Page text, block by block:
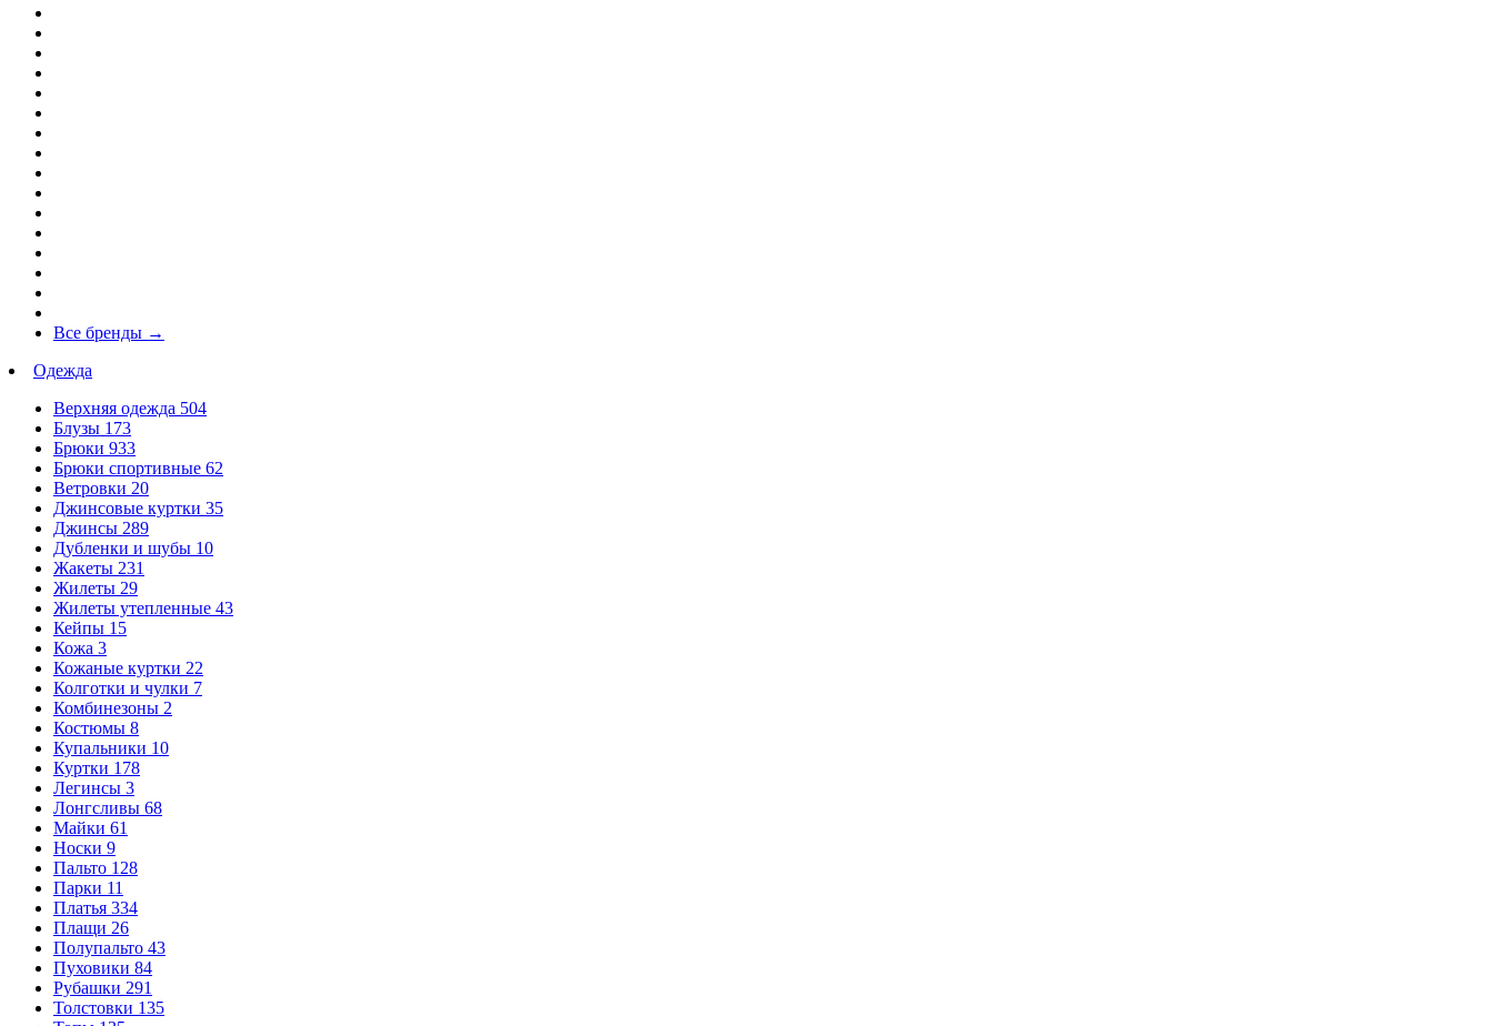
Все бренды →
Одежда
Верхняя одежда 504
Блузы 173
Брюки 933
Брюки спортивные 62
Ветровки 20
Джинсовые куртки 35
Джинсы 289
Дубленки и шубы 10
Жакеты 231
Жилеты 29
Жилеты утепленные 43
Кейпы 15
Кожа 3
Кожаные куртки 22
Колготки и чулки 7
Комбинезоны 2
Костюмы 8
Купальники 10
Куртки 178
Легинсы 3
Лонгсливы 68
Майки 61
Носки 9
Пальто 128
Парки 11
Платья 334
Плащи 26
Полупальто 43
Пуховики 84
Рубашки 291
Толстовки 135